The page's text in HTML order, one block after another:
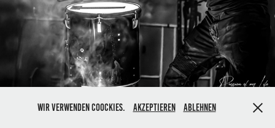
Wir verwenden Coockies. Akzeptieren Ablehnen